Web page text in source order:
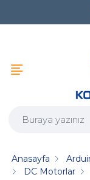
Anasayfa
DC Motorlar